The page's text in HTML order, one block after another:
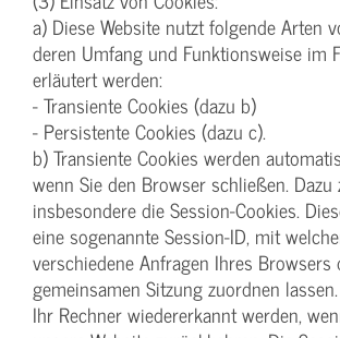
a) Diese Website nutzt folgende Arten
deren Umfang und Funktionsweise im
erläutert werden:
- Transiente Cookies (dazu b)
- Persistente Cookies (dazu c).
b) Transiente Cookies werden
wenn Sie den Browser schließen. Dazu
insbesondere die Session-Cookies.
eine sogenannte Session-ID, mit
verschiedene Anfragen Ihres Browsers
gemeinsamen Sitzung zuordnen
Ihr Rechner wiedererkannt werden,